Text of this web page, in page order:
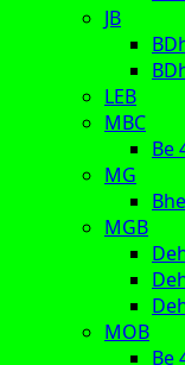
JB
LEB
MBC
Be
MG
MGB
MOB
Be